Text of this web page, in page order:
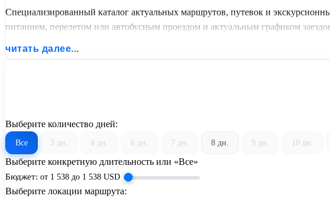
Специализированный каталог актуальных маршрутов, путевок и
питанием, перелетом или автобусным проездом и актуальным графиком
читать далее...
Выберите количество дней:
Все 3 дн. 4 дн. 6 дн. 7 дн. 8 дн. 9 дн. 10 дн.
Выберите конкретную длительность или «Все»
Бюджет: от 1 538 до 1 538 USD
Выберите локации маршрута: